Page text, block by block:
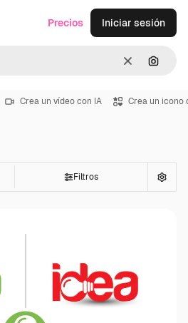
Borrar
Precios Iniciar sesión
Crea un vídeo con IA Crea un icono
Filtros